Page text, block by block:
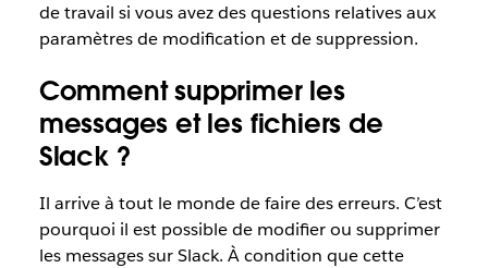
de travail si vous avez des questions relatives aux
paramètres de modification et de suppression.
Comment supprimer les
messages et les fichiers de
Slack ?
Il arrive à tout le monde de faire des erreurs. C’est
pourquoi il est possible de modifier ou supprimer
les messages sur Slack. À condition que cette